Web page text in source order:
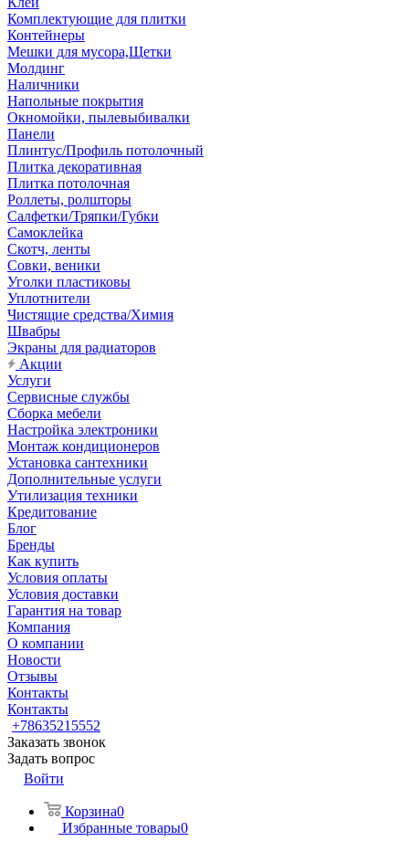
Комплектующие для плитки
Контейнеры
Мешки для мусора,Щетки
Молдинг
Наличники
Напольные покрытия
Окномойки, пылевыбивалки
Панели
Плинтус/Профиль потолочный
Плитка декоративная
Плитка потолочная
Роллеты, ролшторы
Салфетки/Тряпки/Губки
Самоклейка
Скотч, ленты
Совки, веники
Уголки пластиковы
Уплотнители
Чистящие средства/Химия
Швабры
Экраны для радиаторов
Акции
Услуги
Сервисные службы
Сборка мебели
Настройка электроники
Монтаж кондиционеров
Установка сантехники
Дополнительные услуги
Утилизация техники
Кредитование
Блог
Бренды
Как купить
Условия оплаты
Условия доставки
Гарантия на товар
Компания
О компании
Новости
Отзывы
Контакты
Контакты
+78635215552
Заказать звонок
Задать вопрос
Войти
Корзина0
Избранные товары0